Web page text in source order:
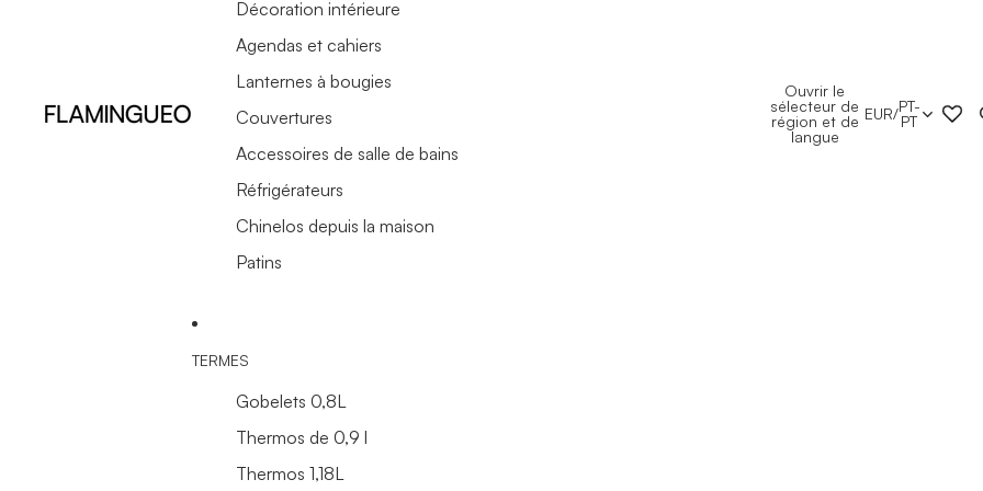
Décoration intérieure
Agendas et cahiers
Lanternes à bougies
Couvertures
Accessoires de salle de bains
Réfrigérateurs
Chinelos depuis la maison
Patins
TERMES
Gobelets 0,8L
Thermos de 0,9 l
Thermos 1,18L
Ouvrir le
sélecteur de
région et de
langue
EUR/PT-
PT